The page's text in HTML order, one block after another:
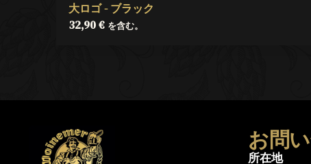
大ロゴ - ブラック
32,90€ を含む。
お問
所在地